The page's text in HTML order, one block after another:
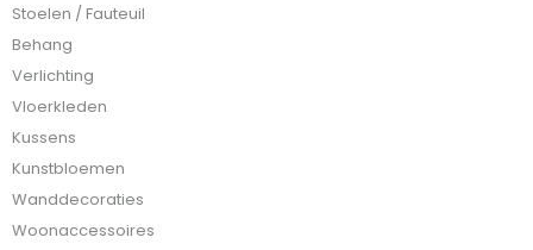
Stoelen / Fauteuil
Behang
Verlichting
Vloerkleden
Kussens
Kunstbloemen
Wanddecoraties
Woonaccessoires